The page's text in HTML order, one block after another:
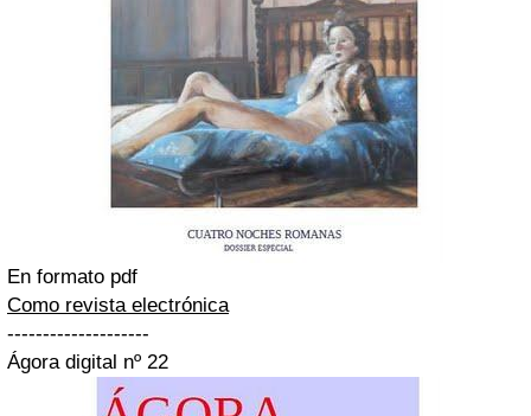
En formato pdf
Como revista electrónica
--------------------
Ágora digital nº 22